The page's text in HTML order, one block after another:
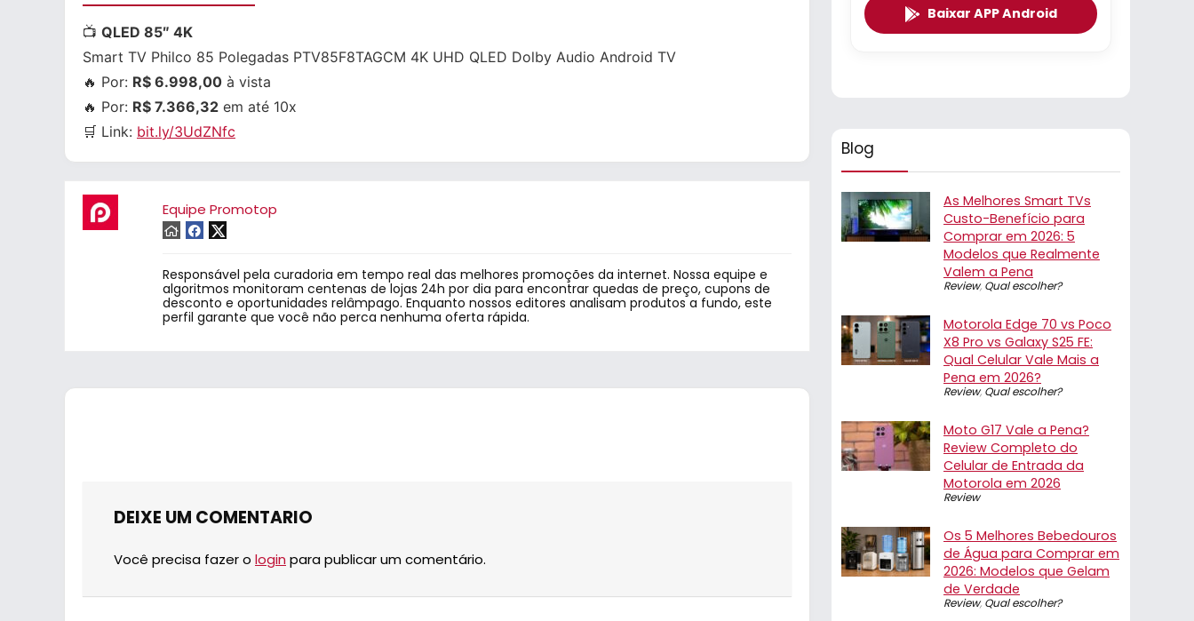
📺 QLED 85″ 4K
Smart TV Philco 85 Polegadas PTV85F8TAGCM 4K UHD QLED Dolby Audio Android TV
🔥 Por: R$ 6.998,00 à vista
🔥 Por: R$ 7.366,32 em até 10x
🛒 Link: bit.ly/3UdZNfc
Equipe Promotop
Responsável pela curadoria em tempo real das melhores promoções da internet. Nossa equipe e
algoritmos monitoram centenas de lojas 24h por dia para encontrar quedas de preço, cupons de
desconto e oportunidades relâmpago. Enquanto nossos editores analisam produtos a fundo, este
perfil garante que você não perca nenhuma oferta rápida.
DEIXE UM COMENTARIO
Você precisa fazer o login para publicar um comentário.
Baixar APP Android
Blog
As Melhores Smart TVs
Custo-Benefício para
Comprar em 2026: 5
Modelos que Realmente
Valem a Pena
Review, Qual escolher?
Motorola Edge 70 vs Poco
X8 Pro vs Galaxy S25 FE:
Qual Celular Vale Mais a
Pena em 2026?
Review, Qual escolher?
Moto G17 Vale a Pena?
Review Completo do
Celular de Entrada da
Motorola em 2026
Review
Os 5 Melhores Bebedouros
de Água para Comprar em
2026: Modelos que Gelam
de Verdade
Review, Qual escolher?